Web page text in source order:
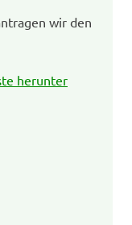
wir den
herunter